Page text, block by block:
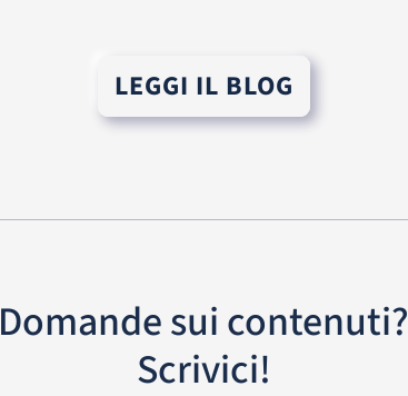
LEGGI IL BLOG
Domande sui contenuti?
Scrivici!